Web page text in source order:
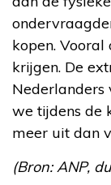
kopen.
krijgen. De
we tijdens de
meer uit dan
(Bron: ANP,